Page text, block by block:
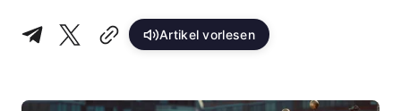
Artikel vorlesen